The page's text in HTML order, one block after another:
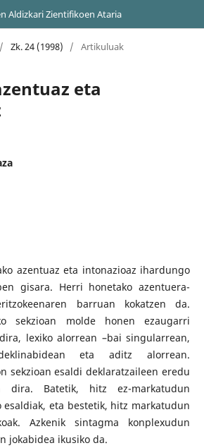
Aldizkari Zientifikoen Ataria
/ Zk. 24 (1998) / Artikuluak
eta
azentuaz eta intonazioaz ihardungo
gisara. Herri honetako azentuera-
barruan kokatzen da.
sekzioan molde honen ezaugarri
lexiko alorrean –bai singularrean,
eta aditz alorrean.
sekzioan esaldi deklaratzaileen eredu
dira. Batetik, hitz ez-markatudun
esaldiak, eta bestetik, hitz markatudun
Azkenik sintagma konplexudun
jokabidea ikusiko da.